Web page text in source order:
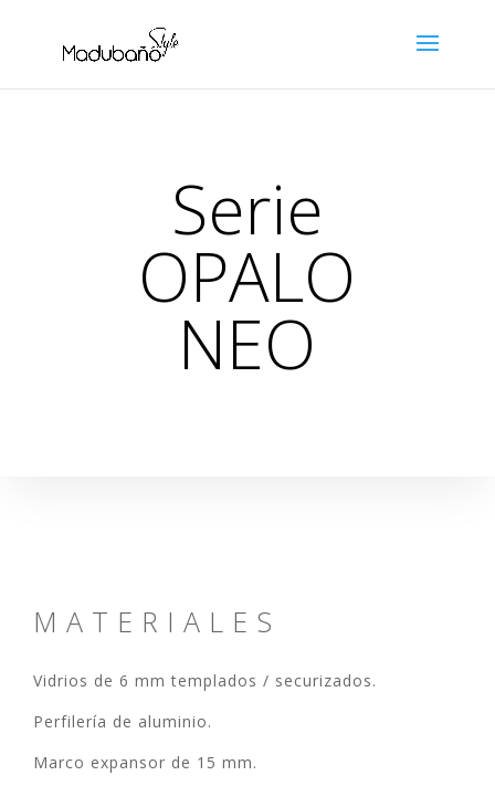
Serie
OPALO
NEO
MATERIALES
Vidrios de 6 mm templados / securizados.
Perfilería de aluminio.
Marco expansor de 15 mm.